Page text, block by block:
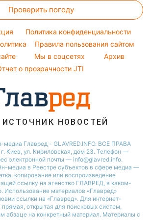
Тана
Проверить погоду
Политика конфиденциальности
Правила пользования сайтом
Мы в соцсетях
Архив
о прозрачности JTI
ИСТОЧНИК НОВОСТЕЙ
Главред - GLAVRED.INFO. ВСЕ ПРАВА
ул. Кириловская, дом 23. Телефон —
электронной почты — info@glavred.info.
медиа в Реестре cубъектов в сфере медиа —
копирование или воспроизведение
ссылку на агенство ГЛАВРЕД, в каком-
Использование материалов «Главред»
ссылки на «Главред». Для интернет-
прямая, открытая для поисковых систем,
абзаце на конкретный материал. Материалы с